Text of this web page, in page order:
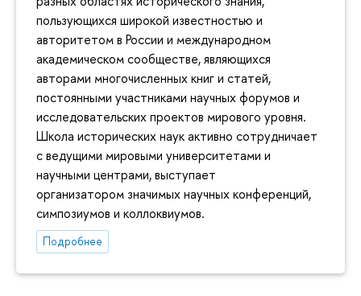
пользующихся широкой известностью и
авторитетом в России и международном
академическом сообществе, являющихся
авторами многочисленных книг и статей,
постоянными участниками научных форумов и
исследовательских проектов мирового уровня.
Школа исторических наук активно сотрудничает
с ведущими мировыми университетами и
научными центрами, выступает
организатором значимых научных конференций,
симпозиумов и коллоквиумов.
Подробнее